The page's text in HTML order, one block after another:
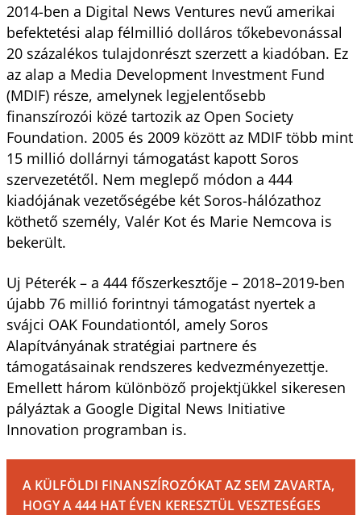
2014-ben a Digital News Ventures nevű amerikai
befektetési alap félmillió dolláros tőkebevonással
20 százalékos tulajdonrészt szerzett a kiadóban. Ez
az alap a Media Development Investment Fund
(MDIF) része, amelynek legjelentősebb
finanszírozói közé tartozik az Open Society
Foundation. 2005 és 2009 között az MDIF több mint
15 millió dollárnyi támogatást kapott Soros
szervezetétől. Nem meglepő módon a 444
kiadójának vezetőségébe két Soros-hálózathoz
köthető személy, Valér Kot és Marie Nemcova is
bekerült.
Uj Péterék – a 444 főszerkesztője – 2018–2019-ben
újabb 76 millió forintnyi támogatást nyertek a
svájci OAK Foundationtól, amely Soros
Alapítványának stratégiai partnere és
támogatásainak rendszeres kedvezményezettje.
Emellett három különböző projektjükkel sikeresen
pályáztak a Google Digital News Initiative
Innovation programban is.
A KÜLFÖLDI FINANSZÍROZÓKAT AZ SEM ZAVARTA,
HOGY A 444 HAT ÉVEN KERESZTÜL VESZTESÉGES